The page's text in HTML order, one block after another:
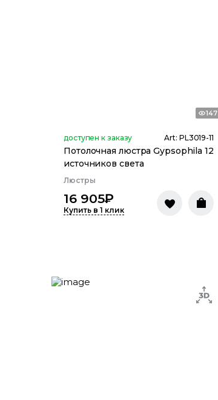
147
доступен к заказу Art: PL3019-11
Потолочная люстра Gypsophila 12
источников света
Люстры
16 905₽
Купить в 1 клик